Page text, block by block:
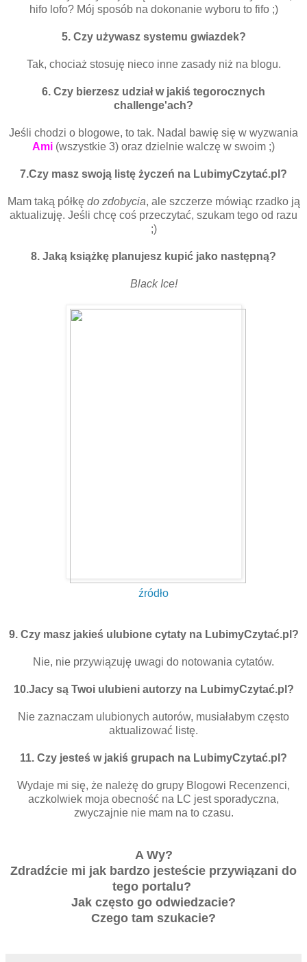
hifo lofo? Mój sposób na dokonanie wyboru to fifo ;)
5. Czy używasz systemu gwiazdek?
Tak, chociaż stosuję nieco inne zasady niż na blogu.
6. Czy bierzesz udział w jakiś tegorocznych
challenge'ach?
Jeśli chodzi o blogowe, to tak. Nadal bawię się w wyzwania
Ami (wszystkie 3) oraz dzielnie walczę w swoim ;)
7.Czy masz swoją listę życzeń na LubimyCzytać.pl?
Mam taką półkę do zdobycia, ale szczerze mówiąc rzadko ją
aktualizuję. Jeśli chcę coś przeczytać, szukam tego od razu
;)
8. Jaką książkę planujesz kupić jako następną?
Black Ice!
źródło
9. Czy masz jakieś ulubione cytaty na LubimyCzytać.pl?
Nie, nie przywiązuję uwagi do notowania cytatów.
10.Jacy są Twoi ulubieni autorzy na LubimyCzytać.pl?
Nie zaznaczam ulubionych autorów, musiałabym często
aktualizować listę.
11. Czy jesteś w jakiś grupach na LubimyCzytać.pl?
Wydaje mi się, że należę do grupy Blogowi Recenzenci,
aczkolwiek moja obecność na LC jest sporadyczna,
zwyczajnie nie mam na to czasu.
A Wy?
Zdradźcie mi jak bardzo jesteście przywiązani do
tego portalu?
Jak często go odwiedzacie?
Czego tam szukacie?